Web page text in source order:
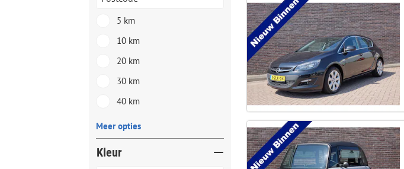
5 km
10 km
20 km
30 km
40 km
Meer opties
Kleur